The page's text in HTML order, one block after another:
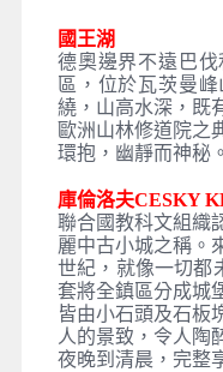
國王湖
德奧邊界不遠巴
區，位於瓦茨曼
繞，山高水深，既
歐洲山林修道院之
環抱，幽靜而神秘。
庫倫洛夫CESKY
聯合國教科文組織
麗中古小城之稱。
世紀，就像一切都
套將全鎮區分成城
皆由小石頭及石板
人的景致，令人陶
夜晚到清晨，完整